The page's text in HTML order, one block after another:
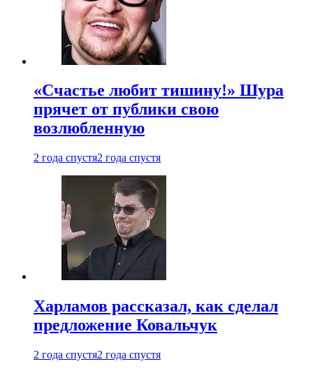
«Счастье любит тишину!» Шура
прячет от публики свою
возлюбленную
2 года спустя2 года спустя
Харламов рассказал, как сделал
предложение Ковальчук
2 года спустя2 года спустя